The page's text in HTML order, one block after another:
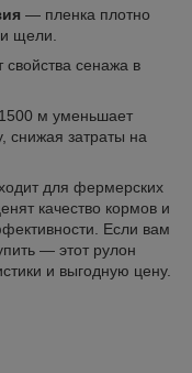
— пленка плотно
щели.
сенажа в
м уменьшает
снижая затраты на
для фермерских
качество кормов и
Если вам
— этот рулон
и выгодную цену.